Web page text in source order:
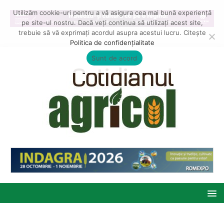
Utilizăm cookie-uri pentru a vă asigura cea mai bună experiență
pe site-ul nostru. Dacă veți continua să utilizați acest site,
trebuie să vă exprimați acordul asupra acestui lucru. Citește
Politica de confidențialitate
Sunt de acord